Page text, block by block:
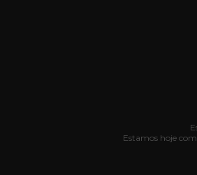
Estamos hoje